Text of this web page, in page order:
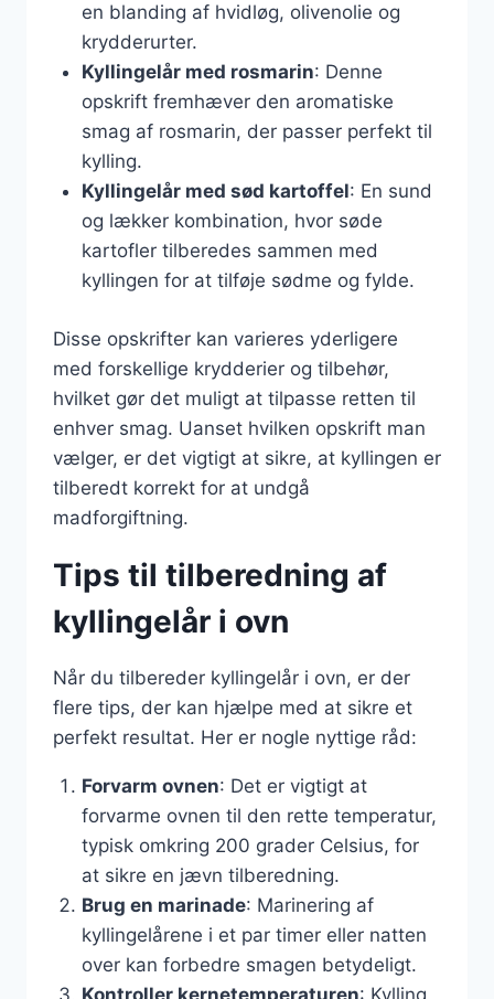
en blanding af hvidløg, olivenolie og
krydderurter.
Kyllingelår med rosmarin: Denne
opskrift fremhæver den aromatiske
smag af rosmarin, der passer perfekt til
kylling.
Kyllingelår med sød kartoffel: En sund
og lækker kombination, hvor søde
kartofler tilberedes sammen med
kyllingen for at tilføje sødme og fylde.
Disse opskrifter kan varieres yderligere
med forskellige krydderier og tilbehør,
hvilket gør det muligt at tilpasse retten til
enhver smag. Uanset hvilken opskrift man
vælger, er det vigtigt at sikre, at kyllingen er
tilberedt korrekt for at undgå
madforgiftning.
Tips til tilberedning af
kyllingelår i ovn
Når du tilbereder kyllingelår i ovn, er der
flere tips, der kan hjælpe med at sikre et
perfekt resultat. Her er nogle nyttige råd:
Forvarm ovnen: Det er vigtigt at
forvarme ovnen til den rette temperatur,
typisk omkring 200 grader Celsius, for
at sikre en jævn tilberedning.
Brug en marinade: Marinering af
kyllingelårene i et par timer eller natten
over kan forbedre smagen betydeligt.
Kontroller kernetemperaturen: Kylling